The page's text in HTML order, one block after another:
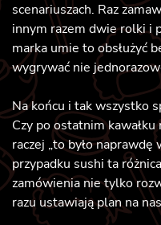
scenariuszach. Raz
innym razem dwie rolki i
marka umie to obsłużyć
wygrywać nie
Na końcu i tak wszystko
Czy po ostatnim
raczej „to było
przypadku sushi ta
zamówienia nie tylko
razu ustawiają plan na